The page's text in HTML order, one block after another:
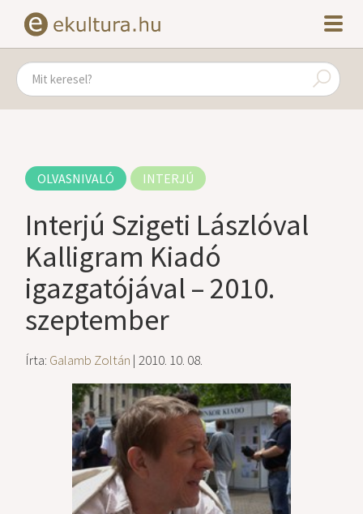
OLVASNIVALÓ INTERJÚ
Interjú Szigeti Lászlóval
Kalligram Kiadó
igazgatójával – 2010.
szeptember
Írta: Galamb Zoltán | 2010. 10. 08.